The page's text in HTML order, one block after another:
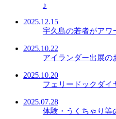
♪
2025.12.15
宇久島の若者がアワ
2025.10.22
アイランダー出展の
2025.10.20
フェリードックダイ
2025.07.28
体験・うくちゃり等